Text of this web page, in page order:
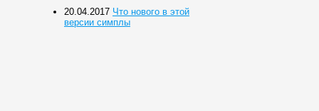
20.04.2017 Что нового в этой
версии симплы